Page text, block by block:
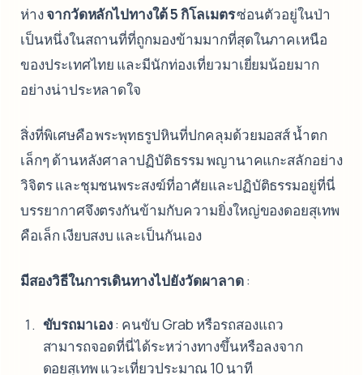
ห่างจากวัดหลักไปทางใต้ 5 กิโลเมตรซ่อนตัวอยู่ในป่า
เป็นหนึ่งในสถานที่ที่ถูกมองข้ามมากที่สุดในภาคเหนือ
ของประเทศไทย และมีนักท่องเที่ยวมาเยี่ยมน้อยมาก
อย่างน่าประหลาดใจ
สิ่งที่พิเศษคือ พระพุทธรูปหินที่ปกคลุมด้วยมอสส์ น้ำตก
เล็กๆ ด้านหลังศาลาปฏิบัติธรรม พญานาคแกะสลักอย่าง
วิจิตร และชุมชนพระสงฆ์ที่อาศัยและปฏิบัติธรรมอยู่ที่นี่
บรรยากาศจึงตรงกันข้ามกับความยิ่งใหญ่ของดอยสุเทพ
คือเล็ก เงียบสงบ และเป็นกันเอง
มีสองวิธีในการเดินทางไปยังวัดผาลาด:
ขับรถมาเอง: คนขับ Grab หรือรถสองแถว
สามารถจอดที่นี่ได้ระหว่างทางขึ้นหรือลงจาก
ดอยสุเทพ แวะเที่ยวประมาณ 10 นาที